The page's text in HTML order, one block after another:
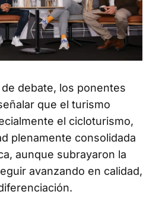
debate, los ponentes
que el turismo
el cicloturismo,
plenamente consolidada
aunque subrayaron la
avanzando en calidad,